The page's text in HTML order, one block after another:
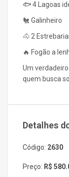
🐟 4 Lagoas
🐔 Galinheiro
🐴 2
🔥 Fogão a
Um
quem busca
Detalhes
Código: 2630
Preço: R$